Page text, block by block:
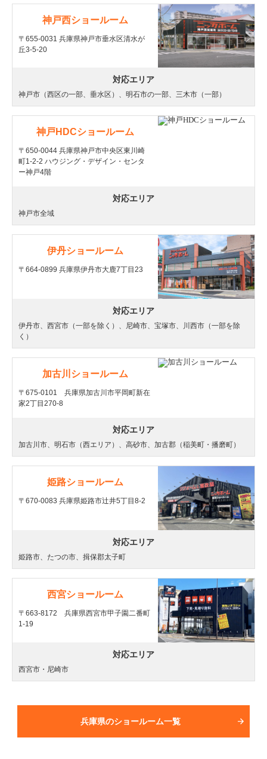
神戸西ショールーム
〒655-0031 兵庫県神戸市垂水区清水が
丘3-5-20
対応エリア
神戸市（西区の一部、垂水区）、明石市の一部、三木市（一部）
神戸HDCショールーム
〒650-0044 兵庫県神戸市中央区東川崎
町1-2-2 ハウジング・デザイン・センタ
ー神戸4階
対応エリア
神戸市全域
伊丹ショールーム
〒664-0899 兵庫県伊丹市大鹿7丁目23
対応エリア
伊丹市、西宮市（一部を除く）、尼崎市、宝塚市、川西市（一部を除
く）
加古川ショールーム
〒675-0101 兵庫県加古川市平岡町新在
家2丁目270-8
対応エリア
加古川市、明石市（西エリア）、高砂市、加古郡（稲美町・播磨町）
姫路ショールーム
〒670-0083 兵庫県姫路市辻井5丁目8-2
対応エリア
姫路市、たつの市、揖保郡太子町
西宮ショールーム
〒663-8172 兵庫県西宮市甲子園二番町
1-19
対応エリア
西宮市・尼崎市
兵庫県のショールーム一覧